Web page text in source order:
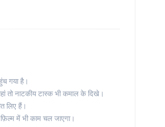
गया है।
तो नाटकीय टास्क भी कमाल के दिखे।
लिए हैं।
में भी काम चल जाएगा।